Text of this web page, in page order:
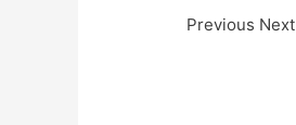
Previous Next